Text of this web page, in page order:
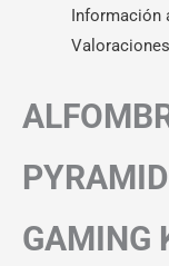
Información
GAMING